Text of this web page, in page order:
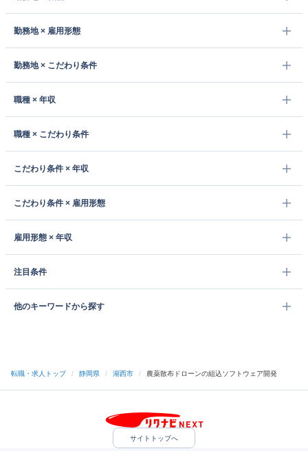
勤務地 × 雇用形態
勤務地 × こだわり条件
職種 × 年収
職種 × こだわり条件
こだわり条件 × 年収
こだわり条件 × 雇用形態
雇用形態 × 年収
注目条件
他のキーワードから探す
転職・求人トップ / 静岡県 / 湖西市 / 農薬散布ドローンの組込ソフトウェア開発
サイトトップへ